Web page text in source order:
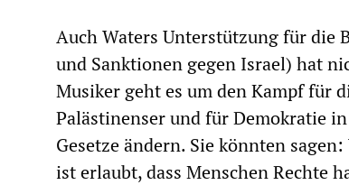
Auch Waters Unterstützung für die
und Sanktionen gegen Israel) hat
Musiker geht es um den Kampf für
Palästinenser und für Demokratie
Gesetze ändern. Sie könnten
ist erlaubt, dass Menschen Rechte